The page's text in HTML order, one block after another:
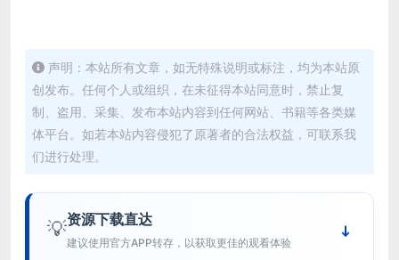
声明：本站所有文章，如无特殊说明或标注，均为本站原
创发布。任何个人或组织，在未征得本站同意时，禁止复
制、盗用、采集、发布本站内容到任何网站、书籍等各类媒
体平台。如若本站内容侵犯了原著者的合法权益，可联系我
们进行处理。
💡资源下载直达
建议使用官方APP转存，以获取更佳的观看体验